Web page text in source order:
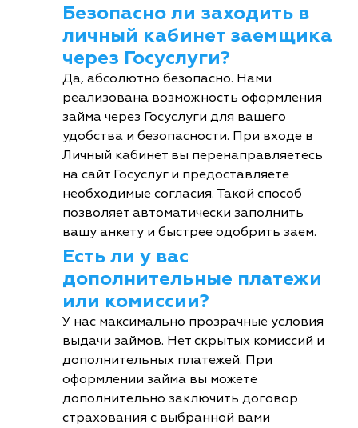
Безопасно ли заходить в
личный кабинет заемщика
через Госуслуги?
Да, абсолютно безопасно. Нами
реализована возможность оформления
займа через Госуслуги для вашего
удобства и безопасности. При входе в
Личный кабинет вы перенаправляетесь
на сайт Госуслуг и предоставляете
необходимые согласия. Такой способ
позволяет автоматически заполнить
вашу анкету и быстрее одобрить заем.
Есть ли у вас
дополнительные платежи
или комиссии?
У нас максимально прозрачные условия
выдачи займов. Нет скрытых комиссий и
дополнительных платежей. При
оформлении займа вы можете
дополнительно заключить договор
страхования с выбранной вами